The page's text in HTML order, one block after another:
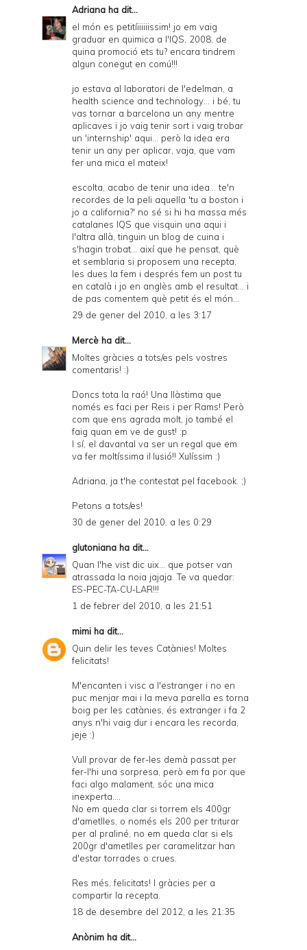
Adriana ha dit...
el món es petitíiiiiiissim! jo em vaig
graduar en quimica a l'IQS, 2008, de
quina promoció ets tu? encara tindrem
algun conegut en comú!!!
jo estava al laboratori de l'edelman, a
health science and technology... i bé, tu
vas tornar a barcelona un any mentre
aplicaves i jo vaig tenir sort i vaig trobar
un 'internship' aqui... però la idea era
tenir un any per aplicar, vaja, que vam
fer una mica el mateix!
escolta, acabo de tenir una idea... te'n
recordes de la peli aquella 'tu a boston i
jo a california?' no sé si hi ha massa més
catalanes IQS que visquin una aqui i
l'altra allà, tinguin un blog de cuina i
s'hagin trobat... així que he pensat, què
et semblaria si proposem una recepta,
les dues la fem i després fem un post tu
en català i jo en anglès amb el resultat... i
de pas comentem què petit és el món...
29 de gener del 2010, a les 3:17
Mercè ha dit...
Moltes gràcies a tots/es pels vostres
comentaris! :)
Doncs tota la raó! Una llàstima que
només es faci per Reis i per Rams! Però
com que ens agrada molt, jo també el
faig quan em ve de gust! :p
I sí, el davantal va ser un regal que em
va fer moltíssima il·lusió!! Xulíssim :)
Adriana, ja t'he contestat pel facebook. ;)
Petons a tots/es!
30 de gener del 2010, a les 0:29
glutoniana ha dit...
Quan l'he vist dic uix... que potser van
atrassada la noia jajaja. Te va quedar:
ES-PEC-TA-CU-LAR!!!
1 de febrer del 2010, a les 21:51
mimi ha dit...
Quin delir les teves Catànies! Moltes
felicitats!
M'encanten i visc a l'estranger i no en
puc menjar mai i la meva parella es torna
boig per les catànies, és extranger i fa 2
anys n'hi vaig dur i encara les recorda,
jeje :)
Vull provar de fer-les demà passat per
fer-l'hi una sorpresa, però em fa por que
faci algo malament, sóc una mica
inexperta....
No em queda clar si torrem els 400gr
d'ametlles, o només els 200 per triturar
per al praliné, no em queda clar si els
200gr d'ametlles per caramelitzar han
d'estar torrades o crues.
Res més, felicitats! I gràcies per a
compartir la recepta.
18 de desembre del 2012, a les 21:35
Anònim ha dit...